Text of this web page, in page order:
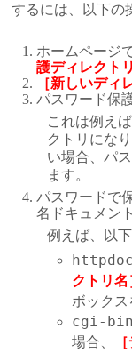
するには、以下の
ホームページ
護ディレクト
［新しいディ
パスワード保
これは例え
クトリにな
い場合、パ
ます。
パスワードで
名ドキュメン
例えば、以
クトリ名
ボック
cgi-
場合、